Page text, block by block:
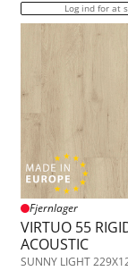
Log ind for at
Fjernlager
VIRTUO 55
ACOUSTIC
SUNNY LIGHT